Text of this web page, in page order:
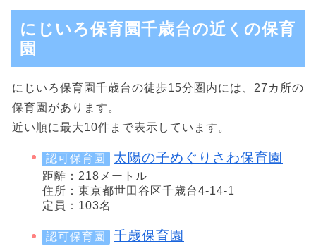
にじいろ保育園千歳台の近くの保育
園
にじいろ保育園千歳台の徒歩15分圏内には、27カ所の
保育園があります。
近い順に最大10件まで表示しています。
認可保育園 太陽の子めぐりさわ保育園
距離：218メートル
住所：東京都世田谷区千歳台4-14-1
定員：103名
認可保育園 千歳保育園